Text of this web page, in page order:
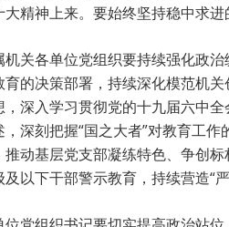
精神上来。要始终坚持稳中求
机关各单位党组织要持续强化政
的决策部署，持续深化模范机
深入学习贯彻党的十九届六中
深刻把握“国之大者”对教育工
动基层党支部凝练特色、争创
以下干部警示教育，持续营造“